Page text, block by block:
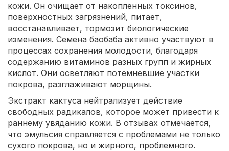
кожи. Он очищает от накопленных токсинов,
поверхностных загрязнений, питает,
восстанавливает, тормозит биологические
изменения. Семена баобаба активно участвуют в
процессах сохранения молодости, благодаря
содержанию витаминов разных групп и жирных
кислот. Они осветляют потемневшие участки
покрова, разглаживают морщины.
Экстракт кактуса нейтрализует действие
свободных радикалов, которое может привести к
раннему увяданию кожи. В отзывах отмечается,
что эмульсия справляется с проблемами не только
сухого покрова, но и жирного, проблемного.